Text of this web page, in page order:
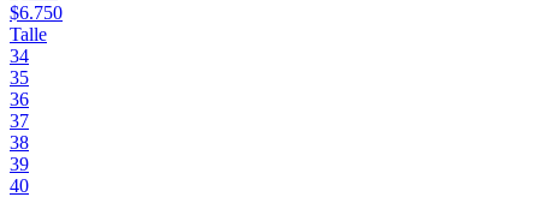
$6.750
Talle
34
35
36
37
38
39
40